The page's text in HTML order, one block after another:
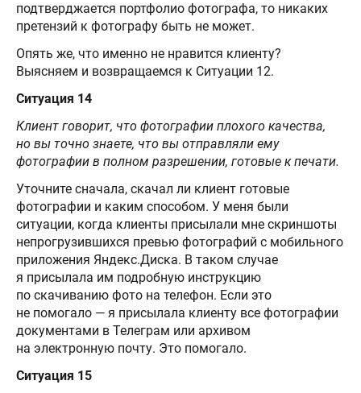
подтверджается портфолио фотографа, то никаких
претензий к фотографу быть не может.
Опять же, что именно не нравится клиенту?
Выясняем и возвращаемся к Ситуации 12.
Ситуация 14
Клиент говорит, что фотографии плохого качества,
но вы точно знаете, что вы отправляли ему
фотографии в полном разрешении, готовые к печати.
Уточните сначала, скачал ли клиент готовые
фотографии и каким способом. У меня были
ситуации, когда клиенты присылали мне скриншоты
непрогрузившихся превью фотографий с мобильного
приложения Яндекс.Диска. В таком случае
я присылала им подробную инструкцию
по скачиванию фото на телефон. Если это
не помогало — я присылала клиенту все фотографии
документами в Телеграм или архивом
на электронную почту. Это помогало.
Ситуация 15